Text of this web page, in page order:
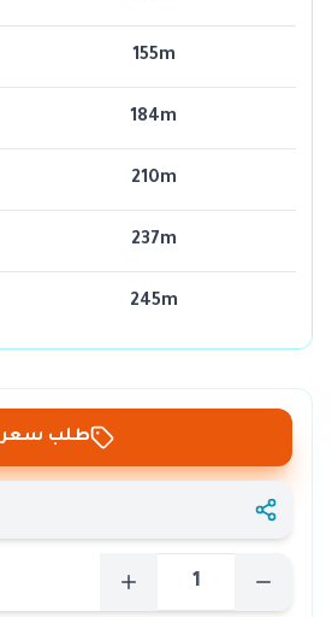
155m
184m
210m
237m
245m
طلب سعر